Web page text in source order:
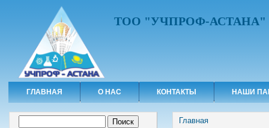
ТОО "УЧПРОФ-АСТАНА"
ГЛАВНАЯ О НАС КОНТАКТЫ НАШИ
Вы здесь
Главная